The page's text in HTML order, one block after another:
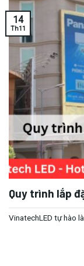
Quy trình lắp
VinatechLED tự hào
14
Th11